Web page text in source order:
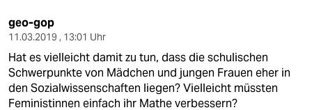
geo-gop
11.03.2019 , 13:01 Uhr
Hat es vielleicht damit zu tun, dass die schulischen
Schwerpunkte von Mädchen und jungen Frauen eher in
den Sozialwissenschaften liegen? Vielleicht müssten
Feministinnen einfach ihr Mathe verbessern?